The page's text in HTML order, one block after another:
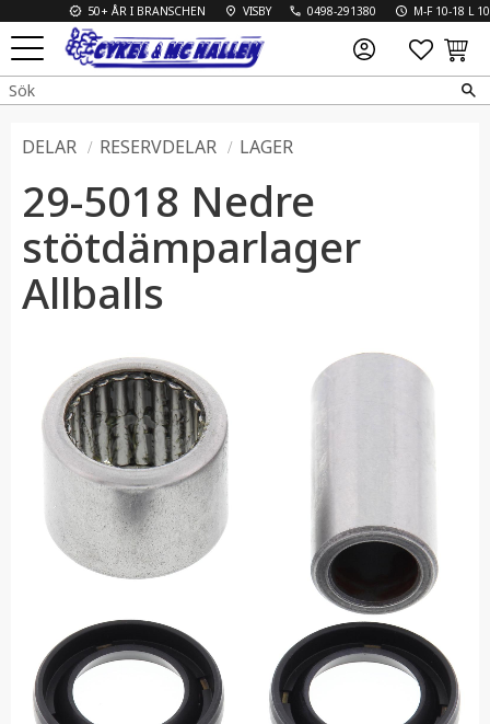
Meny
50+ ÅR I BRANSCHEN VISBY 0498-291380 M-F 10-18 L 10-
DELAR RESERVDELAR LAGER
29-5018 Nedre
stötdämparlager
Allballs